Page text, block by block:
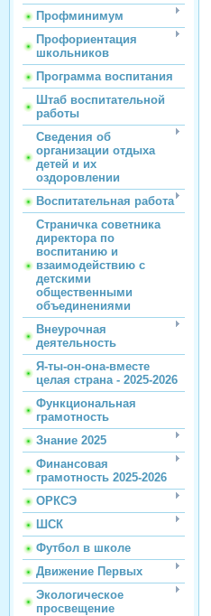
Профминимум
Профориентация
школьников
Программа воспитания
Штаб воспитательной
работы
Сведения об
организации отдыха
детей и их
оздоровлении
Воспитательная работа
Страничка советника
директора по
воспитанию и
взаимодействию с
детскими
общественными
объединениями
Внеурочная
деятельность
Я-ты-он-она-вместе
целая страна - 2025-2026
Функциональная
грамотность
Знание 2025
Финансовая
грамотность 2025-2026
ОРКСЭ
ШСК
Футбол в школе
Движение Первых
Экологическое
просвещение